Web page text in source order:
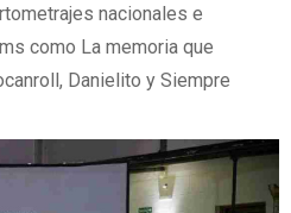
nacionales e
como La memoria que
Danielito y Siempre